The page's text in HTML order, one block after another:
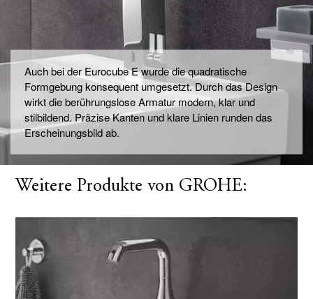
Auch bei der Eurocube E wurde die quadratische
Formgebung konsequent umgesetzt. Durch das Design
wirkt die berührungslose Armatur modern, klar und
stilbildend. Präzise Kanten und klare Linien runden das
Erscheinungsbild ab.
Weitere Produkte von GROHE: